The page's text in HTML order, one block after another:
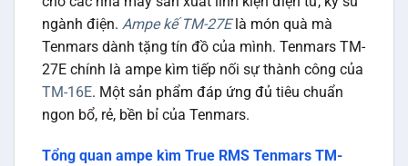
ngành điện. Ampe kế TM-27Elà món quà mà
Tenmars dành tặng tín đồ của mình. Tenmars TM-
27E chính là ampe kìm tiếp nối sự thành công của
TM-16E. Một sản phẩm đáp ứng đủ tiêu chuẩn
ngon bổ, rẻ, bền bỉ của Tenmars.
Tổng quan ampe kìm True RMS Tenmars TM-